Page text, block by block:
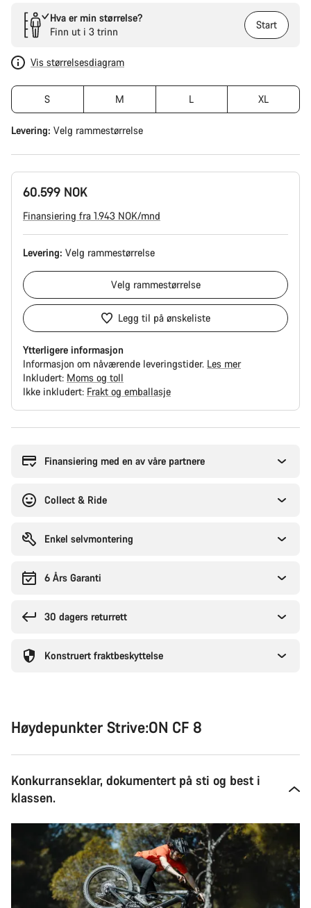
Hva er min størrelse?
Finn ut i 3 trinn
Start
Vis størrelsesdiagram
S M L XL
Levering: Velg rammestørrelse
60.599 NOK
Finansiering fra 1.943 NOK/mnd
Levering: Velg rammestørrelse
Velg rammestørrelse
Legg til på ønskeliste
Ytterligere informasjon
Informasjon om nåværende leveringstider. Les mer
Inkludert: Moms og toll
Ikke inkludert: Frakt og emballasje
Finansiering med en av våre partnere
Collect & Ride
Enkel selvmontering
6 Års Garanti
30 dagers returrett
Konstruert fraktbeskyttelse
Høydepunkter Strive:ON CF 8
Konkurranseklar, dokumentert på sti og best i
klassen.